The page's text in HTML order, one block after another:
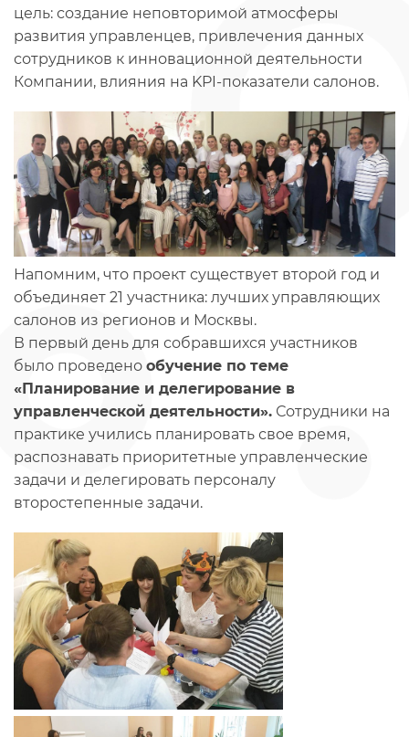
цель: создание неповторимой атмосферы
развития управленцев, привлечения данных
сотрудников к инновационной деятельности
Компании, влияния на KPI-показатели салонов.
Напомним, что проект существует второй год и
объединяет 21 участника: лучших управляющих
салонов из регионов и Москвы.
В первый день для собравшихся участников
было проведено обучение по теме
«Планирование и делегирование в
управленческой деятельности». Сотрудники на
практике учились планировать свое время,
распознавать приоритетные управленческие
задачи и делегировать персоналу
второстепенные задачи.